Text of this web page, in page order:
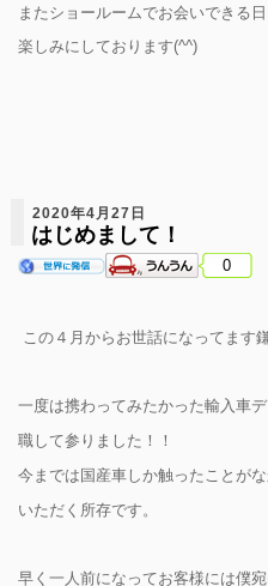
またショールームでお会いできる
楽しみにしております(^^)
2020年4月27日
はじめまして！
0
この４月からお世話になってます
一度は携わってみたかった輸入車
職して参りました！！
今までは国産車しか触ったことが
いただく所存です。
早く一人前になってお客様には僕